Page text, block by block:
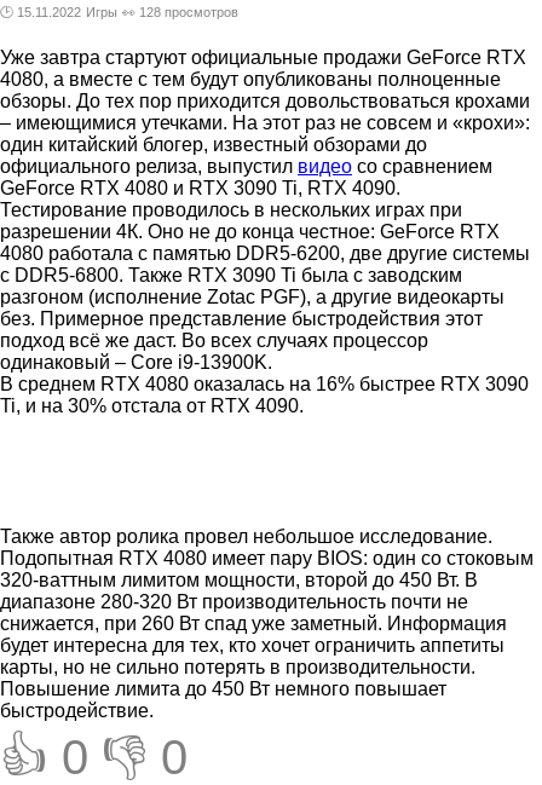
🕑 15.11.2022 Игры 👀 128 просмотров
Уже завтра стартуют официальные продажи GeForce RTX
4080, а вместе с тем будут опубликованы полноценные
обзоры. До тех пор приходится довольствоваться крохами
– имеющимися утечками. На этот раз не совсем и «крохи»:
один китайский блогер, известный обзорами до
официального релиза, выпустил видео со сравнением
GeForce RTX 4080 и RTX 3090 Ti, RTX 4090.
Тестирование проводилось в нескольких играх при
разрешении 4К. Оно не до конца честное: GeForce RTX
4080 работала с памятью DDR5-6200, две другие системы
с DDR5-6800. Также RTX 3090 Ti была с заводским
разгоном (исполнение Zotac PGF), а другие видеокарты
без. Примерное представление быстродействия этот
подход всё же даст. Во всех случаях процессор
одинаковый – Core i9-13900K.
В среднем RTX 4080 оказалась на 16% быстрее RTX 3090
Ti, и на 30% отстала от RTX 4090.
Также автор ролика провел небольшое исследование.
Подопытная RTX 4080 имеет пару BIOS: один со стоковым
320-ваттным лимитом мощности, второй до 450 Вт. В
диапазоне 280-320 Вт производительность почти не
снижается, при 260 Вт спад уже заметный. Информация
будет интересна для тех, кто хочет ограничить аппетиты
карты, но не сильно потерять в производительности.
Повышение лимита до 450 Вт немного повышает
быстродействие.
👍 0 👎 0